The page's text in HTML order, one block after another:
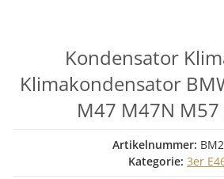
Kondensator
Klimakondensator
M47 M47N
Artikelnummer:
Kategorie: 3er